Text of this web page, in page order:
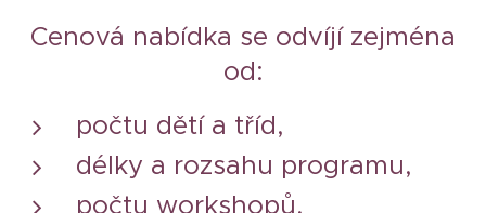
Cenová nabídka se odvíjí zejména
od:
počtu dětí a tříd,
délky a rozsahu programu,
počtu workshopů,